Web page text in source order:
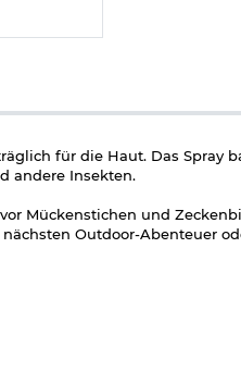
für die Haut. Das Spray
andere Insekten.
Mückenstichen und
Outdoor-Abenteuer